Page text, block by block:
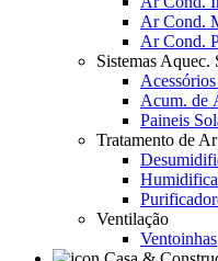
Ar Cond.
Ar Cond.
Sistemas Aquec.
Acum. de
Paineis
Tratamento de Ar
Ventilação
Ventoinhas